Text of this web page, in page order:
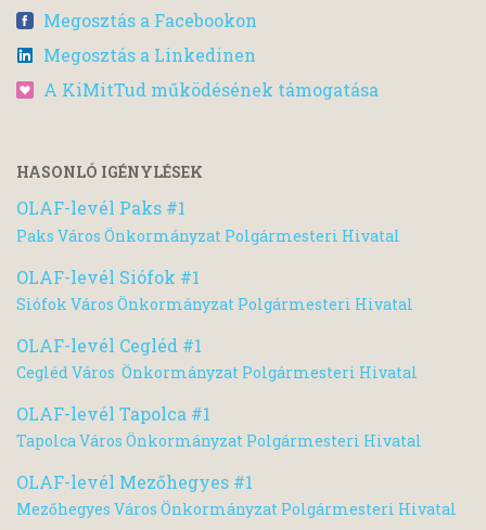
Megosztás a Facebookon
Megosztás a Linkedinen
A KiMitTud működésének támogatása
HASONLÓ IGÉNYLÉSEK
OLAF-levél Paks #1
Paks Város Önkormányzat Polgármesteri Hivatal
OLAF-levél Siófok #1
Siófok Város Önkormányzat Polgármesteri Hivatal
OLAF-levél Cegléd #1
Cegléd Város Önkormányzat Polgármesteri Hivatal
OLAF-levél Tapolca #1
Tapolca Város Önkormányzat Polgármesteri Hivatal
OLAF-levél Mezőhegyes #1
Mezőhegyes Város Önkormányzat Polgármesteri Hivatal